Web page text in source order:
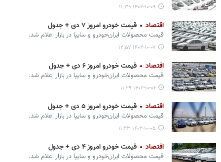
۱۴۰۲-۱۰-۰۹ ۱۱:۳۹
اقتصاد قیمت خودرو امروز ۷ دی + جدول
قیمت محصولات ایران‌خودرو و سایپا در بازار اعلام شد.
۱۴۰۲-۱۰-۰۷ ۱۲:۵۷
اقتصاد قیمت خودرو امروز ۶ دی + جدول
قیمت محصولات ایران‌خودرو و سایپا در بازار اعلام شد.
۱۴۰۲-۱۰-۰۶ ۱۱:۲۹
اقتصاد قیمت خودرو امروز ۵ دی + جدول
قیمت محصولات ایران‌خودرو و سایپا در بازار اعلام شد.
۱۴۰۲-۱۰-۰۵ ۱۱:۲۳
اقتصاد قیمت خودرو امروز ۴ دی + جدول
قیمت محصولات ایران‌خودرو و سایپا در بازار اعلام شد.